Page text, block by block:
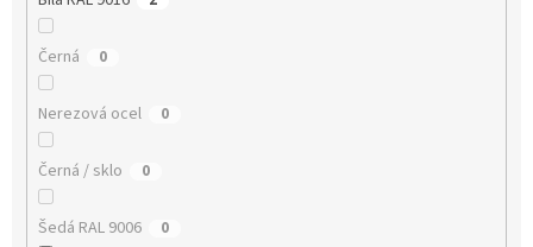
Černá 0
Nerezová ocel 0
Černá / sklo 0
Šedá RAL 9006 0